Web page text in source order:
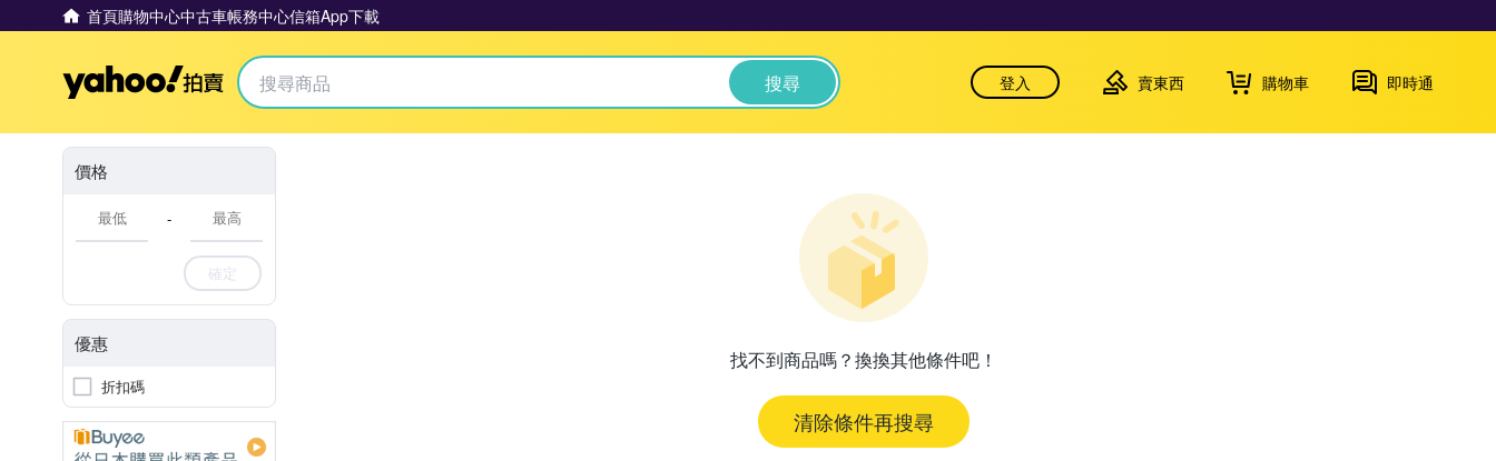
首頁購物中心中古車帳務中心信箱App下載
Yahoo拍賣 搜尋 登入 賣東西 購物車 即時通
價格
-
確定
優惠
折扣碼
找不到商品嗎？換換其他條件吧！
清除條件再搜尋